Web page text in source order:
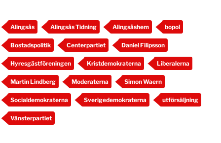
Alingsås Alingsås Tidning Alingsåshem bopol
Bostadspolitik Centerpartiet Daniel Filipsson
Hyresgästföreningen Kristdemokraterna Liberalerna
Martin Lindberg Moderaterna Simon Waern
Socialdemokraterna Sverigedemokraterna utförsäljning
Vänsterpartiet